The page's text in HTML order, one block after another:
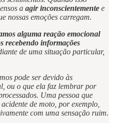
a agir inconscientemente e
nossas emoções carregam.
alguma reação emocional
recebendo informações
de uma situação particular,
pode ser devido às
ou o que ela faz lembrar por
Uma pessoa que
de moto, por exemplo,
com uma sensação ruim.